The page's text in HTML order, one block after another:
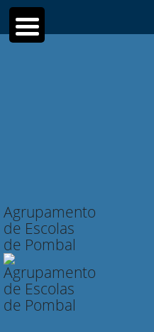
Agrupamento
de Escolas
de Pombal